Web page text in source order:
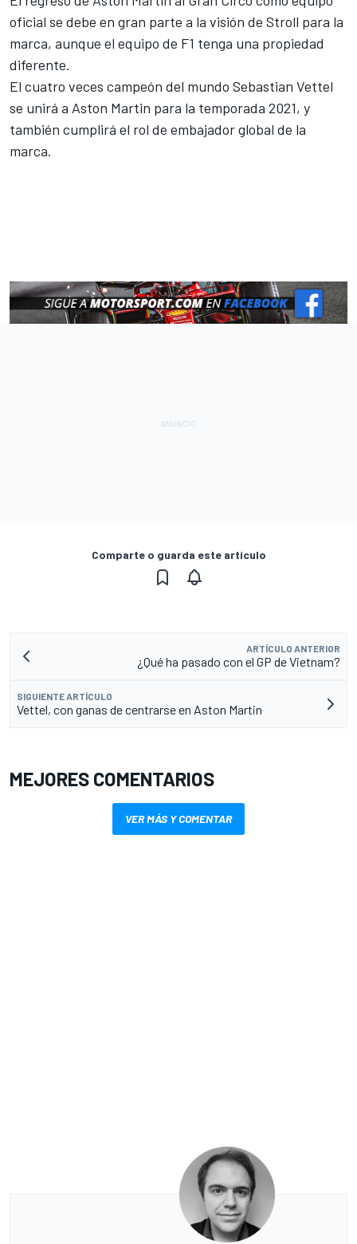
oficial se debe en gran parte a la visión de Stroll para la
marca, aunque el equipo de F1 tenga una propiedad
diferente.
El cuatro veces campeón del mundo Sebastian Vettel
se unirá a Aston Martin para la temporada 2021, y
también cumplirá el rol de embajador global de la
marca.
Comparte o guarda este artículo
ARTÍCULO ANTERIOR
¿Qué ha pasado con el GP de Vietnam?
SIGUIENTE ARTÍCULO
Vettel, con ganas de centrarse en Aston Martin
MEJORES COMENTARIOS
VER MÁS Y COMENTAR